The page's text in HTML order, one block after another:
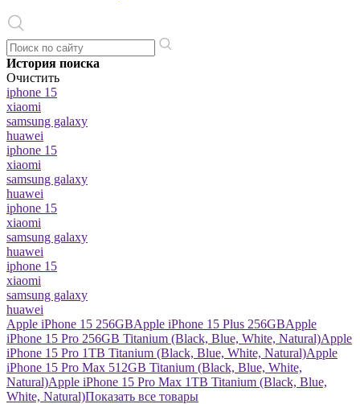
История поиска
Очистить
iphone 15
xiaomi
samsung galaxy
huawei
iphone 15
xiaomi
samsung galaxy
huawei
iphone 15
xiaomi
samsung galaxy
huawei
iphone 15
xiaomi
samsung galaxy
huawei
Apple iPhone 15 256GBApple iPhone 15 Plus 256GBApple
iPhone 15 Pro 256GB Titanium (Black, Blue, White, Natural)Apple
iPhone 15 Pro 1TB Titanium (Black, Blue, White, Natural)Apple
iPhone 15 Pro Max 512GB Titanium (Black, Blue, White,
Natural)Apple iPhone 15 Pro Max 1TB Titanium (Black, Blue,
White, Natural)Показать все товары